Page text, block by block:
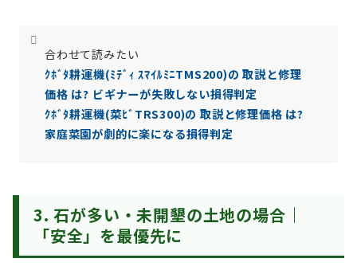
合わせて読みたい
ｸﾎﾞﾀ耕運機(ﾐﾃﾞｨ ｽﾏｲﾙﾐﾆTMS200)の 取説と修理
価格 は? ビギナーが失敗しない損得判定
ｸﾎﾞﾀ耕運機(菜ﾋﾞTRS300)の 取説と修理価格 は?
家庭菜園が劇的に楽になる損得判定
3. 石が多い・未開墾の土地の場合｜
「安全」を最優先に